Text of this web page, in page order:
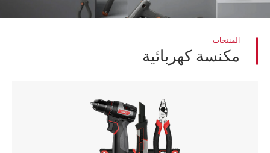
المنتجات
مكنسة كهربائية